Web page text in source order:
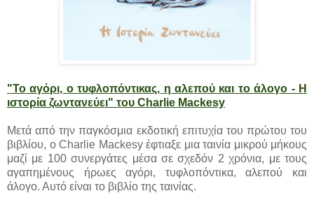
"Το αγόρι, ο τυφλοπόντικας, η αλεπού και το άλογο - Η
ιστορία ζωντανεύει" του Charlie Mackesy
Μετά από την παγκόσμια εκδοτική επιτυχία του πρώτου του
βιβλίου, ο Charlie Mackesy έφτιαξε μια ταινία μικρού μήκους
μαζί με 100 συνεργάτες μέσα σε σχεδόν 2 χρόνια, με τους
αγαπημένους ήρωες αγόρι, τυφλοπόντικα, αλεπού και
άλογο. Αυτό είναι το βιβλίο της ταινίας.